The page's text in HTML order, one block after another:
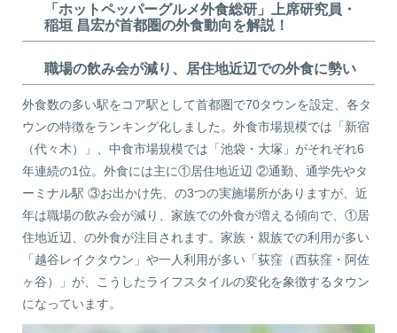
「ホットペッパーグルメ外食総研」上席研究員・
稲垣 昌宏が首都圏の外食動向を解説！
職場の飲み会が減り、居住地近辺での外食に勢い
外食数の多い駅をコア駅として首都圏で70タウンを設定、各タ
ウンの特徴をランキング化しました。外食市場規模では「新宿
（代々木）」、中食市場規模では「池袋・大塚」がそれぞれ6
年連続の1位。外食には主に①居住地近辺 ②通勤、通学先やタ
ーミナル駅 ③お出かけ先、の3つの実施場所がありますが、近
年は職場の飲み会が減り、家族での外食が増える傾向で、①居
住地近辺、の外食が注目されます。家族・親族での利用が多い
「越谷レイクタウン」や一人利用が多い「荻窪（西荻窪・阿佐
ヶ谷）」が、こうしたライフスタイルの変化を象徴するタウン
になっています。